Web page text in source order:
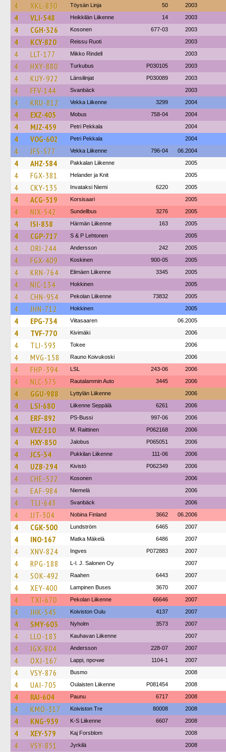
4 XKL-830 Töysän Linja 50 2003
4 VLI-548 Heikkilän Liikenne 14 2003
4 CGH-326 Kosonen 677-03 2003
4 KCY-820 Reissu Ruoti 2003
4 LLT-177 Mikko Rindell 2003
4 HXY-880 Turkubus P030105 2003
4 KUY-922 Länsilinjat P030089 2003
4 FFV-144 Svanbäck 2003
4 KRU-812 Vekka Liikenne 3299 2004
4 EXZ-405 Mobus 758-04 2004
4 MJZ-459 Petri Pekkala 2004
4 VOG-602 Petri Pekkala 2004
4 JFS-577 Vekka Liikenne 796-04 06.2004
4 AHZ-584 Pakkalan Liikenne 2005
4 FGX-381 Helander ja Knit 2005
4 CKY-135 Invataksi Niemi 6220 2005
4 ACG-519 Korsisaari 2005
4 NIX-542 Sundellbus 3276 2005
4 ISI-838 Härmän Liikenne 163 2005
4 CGP-717 S & P Lehtonen 2005
4 ORI-244 Andersson 242 2005
4 FGX-409 Koskinen 900-05 2005
4 KRN-764 Elimäen Liikenne 3345 2005
4 NIC-134 Hokkinen 2005
4 CHN-954 Pekolan Liikenne 73832 2005
4 JHN-712 Hokkinen 2005
4 EPG-734 Viitasaaren 06.2005
4 TVF-770 Kivimäki 2006
4 TLI-593 Tokee 2006
4 MVG-158 Rauno Koivukoski 2006
4 FHP-394 LSL 243-06 2006
4 NLC-575 Rautalammin Auto 3445 2006
4 GGU-988 Lyttylän Liikenne 2006
4 LSI-680 Liikenne Seppälä 6261 2006
4 ERF-892 PS-Bussi 997-06 2006
4 VEZ-110 M. Raittinen P062168 2006
4 HXY-850 Jalobus P065051 2006
4 JCS-34 Pukkilan Liikenne 111-06 2006
4 UZB-294 Kivistö P062349 2006
4 CHE-522 Kosonen 2006
4 EAF-984 Niemelä 2006
4 TLI-643 Svanbäck 2006
4 JJT-304 Nobina Finland 3662 06.2006
4 CGK-500 Lundström 6465 2007
4 INO-167 Matka Mäkelä 6486 2007
4 XNV-824 Ingves P072883 2007
4 RPG-188 L-l. J. Salonen Oy 2007
4 SOK-492 Raahen 6443 2007
4 XEY-400 Lampinen Buses 3670 2007
4 TXI-670 Pekolan Liikenne 66646 2007
4 JHK-545 Koiviston Oulu 4137 2007
4 SMY-603 Nyholm 3573 2007
4 LLO-183 Kauhavan Liikenne 2007
4 JGX-804 Andersson 228-07 2007
4 OXJ-167 Lappi, прочие 1104-1 2007
4 VSY-876 Busmo 2008
4 UAI-705 Oulaisten Liikenne P081454 2008
4 RAI-604 Paunu 6717 2008
4 KMO-317 Koiviston Tre 80008 2008
4 KNG-959 K-S Liikenne 6607 2008
4 XEY-579 Kaj Forsblom 2008
4 VSY-851 Jyrkilä 2008